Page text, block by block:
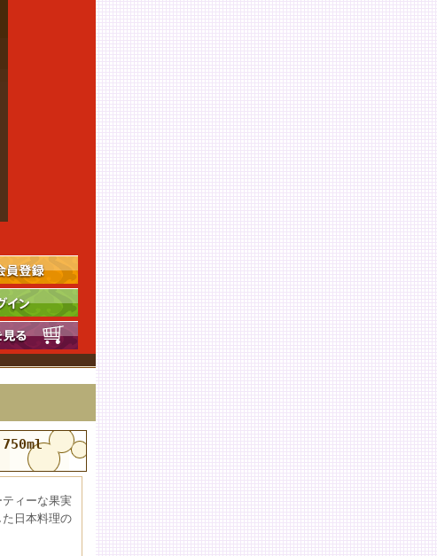
ィーな果実
日本料理の